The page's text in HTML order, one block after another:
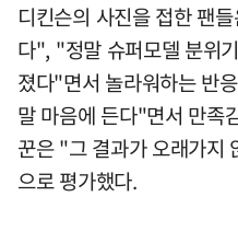
디킨슨의 사진을 접한 팬
다", "정말 슈퍼모델 분위
졌다"면서 놀라워하는 반
말 마음에 든다"면서 만족
꾼은 "그 결과가 오래가지
으로 평가했다.